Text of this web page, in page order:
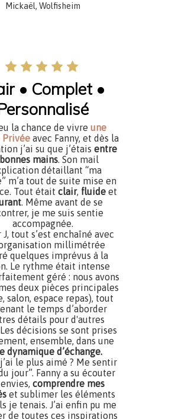
Mickaël, Wolfisheim
• Complet •
la chance de vivre une
Privée avec Fanny, et dès la
j’ai su que j’étais entre
mains. Son mail
détaillant “ma
m’a tout de suite mise en
Tout était clair, fluide et
. Même avant de se
je me suis sentie
accompagnée.
J, tout s’est enchaîné avec
millimétrée
quelques imprévus à la
Le rythme était intense
géré : nous avons
deux pièces principales
salon, espace repas), tout
le temps d’aborder
détails pour d'autres
décisions se sont prises
ensemble, dans une
dynamique d’échange.
le plus aimé ? Me sentir
jour”. Fanny a su écouter
comprendre mes
et sublimer les éléments
je tenais. J’ai enfin pu me
de toutes ces inspirations